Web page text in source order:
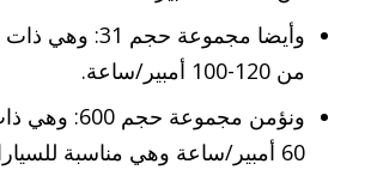
وأيضا مجموعة حجم 31:
من 120-100 أمبير/ساعة.
ونؤمن مجموعة حجم
60 أمبير/ساعة وهي مناسبة